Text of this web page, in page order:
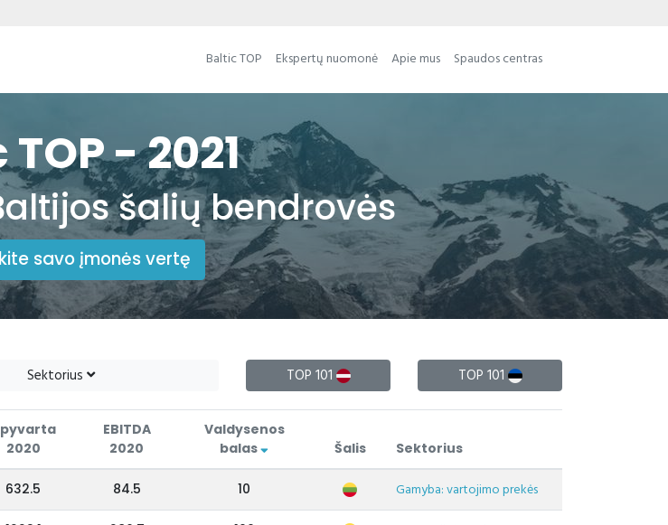
Baltic TOP Ekspertų nuomonė Apie mus Spaudos centras
- 2021
šalių bendrovės
savo įmonės vertę
Sektorius TOP 101 TOP 101
2020
EBITDA
2020
Valdysenos
balas
Šalis Sektorius
632.5 84.5 10 Gamyba: vartojimo prekės